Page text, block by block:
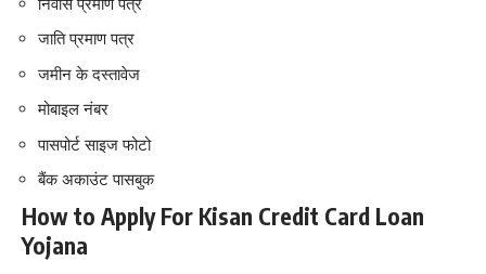
जाति प्रमाण पत्र
जमीन के दस्तावेज
मोबाइल नंबर
पासपोर्ट साइज फोटो
बैंक अकाउंट पासबुक
How to Apply For Kisan Credit Card Loan
Yojana